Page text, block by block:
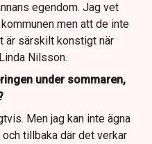
egendom. Jag vet
men att de inte
är särskilt konstigt när
Nilsson.
under sommaren,
Men jag kan inte ägna
tillbaka där det verkar